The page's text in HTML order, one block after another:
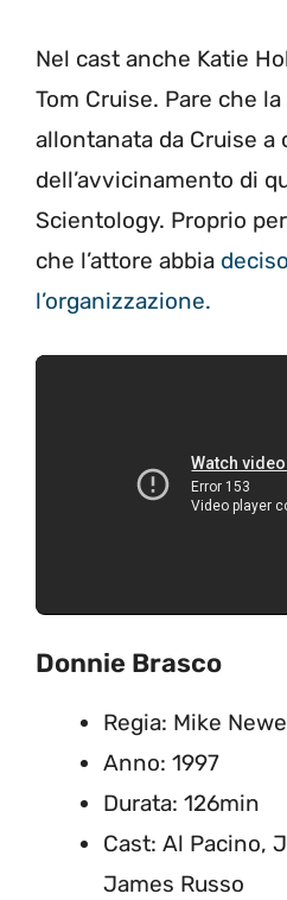
Nel cast anche Katie
Tom Cruise. Pare che
allontanata da Cruise a
dell’avvicinamento di
Scientology. Proprio
che l’attore abbia
l’organizzazione.
Donnie Brasco
Regia: Mike
Anno: 1997
Durata: 126min
Cast: Al Pacino,
James Russo